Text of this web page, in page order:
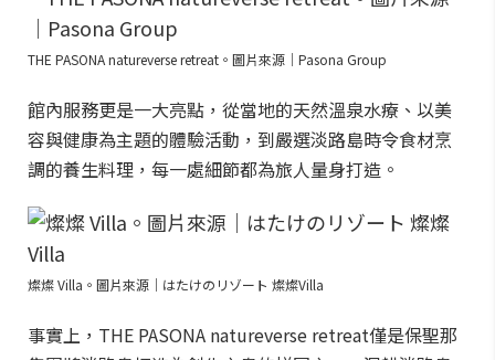
THE PASONA natureverse retreat。圖片來源｜Pasona Group
館內服務更是一大亮點，從當地的天然溫泉水療、以美
容與健康為主題的體驗活動，到嚴選淡路島時令食材烹
調的養生料理，每一處細節都為旅人量身打造。
燦燦 Villa。圖片來源｜はたけのリゾート 燦燦Villa
事實上，THE PASONA natureverse retreat僅是保聖那